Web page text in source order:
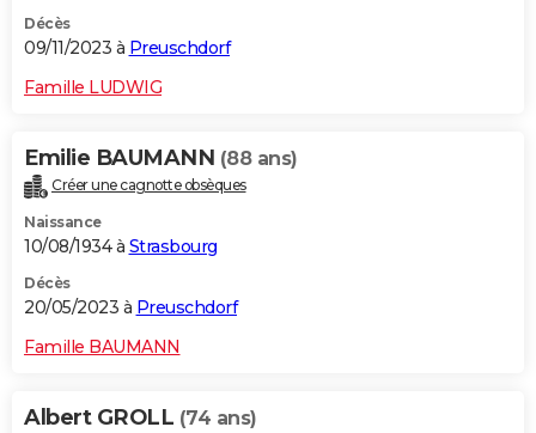
Décès
09/11/2023 à Preuschdorf
Famille LUDWIG
Emilie BAUMANN (88 ans)
Créer une cagnotte obsèques
Naissance
10/08/1934 à Strasbourg
Décès
20/05/2023 à Preuschdorf
Famille BAUMANN
Albert GROLL (74 ans)